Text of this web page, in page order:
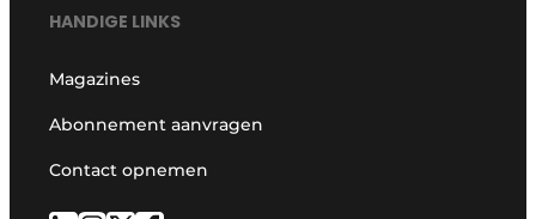
HANDIGE LINKS
Magazines
Abonnement aanvragen
Contact opnemen